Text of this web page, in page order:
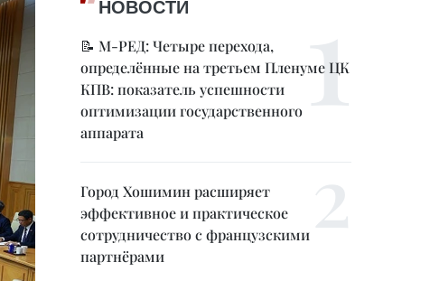
НОВОСТИ
📝 М-РЕД: Четыре перехода,
определённые на третьем Пленуме ЦК
КПВ: показатель успешности
оптимизации государственного
аппарата
Город Хошимин расширяет
эффективное и практическое
сотрудничество с французскими
партнёрами